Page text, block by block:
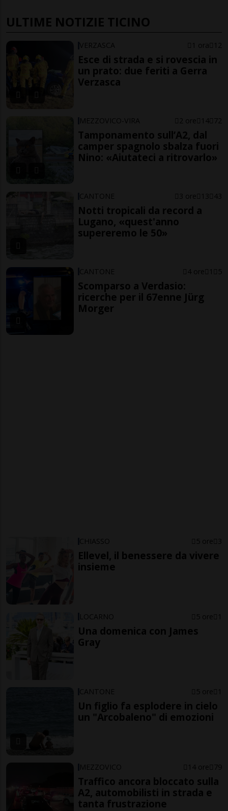
ULTIME NOTIZIE TICINO
VERZASCA 1 ora 12
Esce di strada e si rovescia in
un prato: due feriti a Gerra
Verzasca
MEZZOVICO-VIRA 2 ore 14 72
Tamponamento sull’A2, dal
camper spagnolo sbalza fuori
Nino: «Aiutateci a ritrovarlo»
CANTONE 3 ore 13 43
Notti tropicali da record a
Lugano, «quest'anno
supereremo le 50»
CANTONE 4 ore 1 5
Scomparso a Verdasio:
ricerche per il 67enne Jürg
Morger
CHIASSO 5 ore 3
Ellevel, il benessere da vivere
insieme
LOCARNO 5 ore 1
Una domenica con James
Gray
CANTONE 5 ore 1
Un figlio fa esplodere in cielo
un "Arcobaleno" di emozioni
MEZZOVICO 14 ore 79
Traffico ancora bloccato sulla
A2, automobilisti in strada e
tanta frustrazione